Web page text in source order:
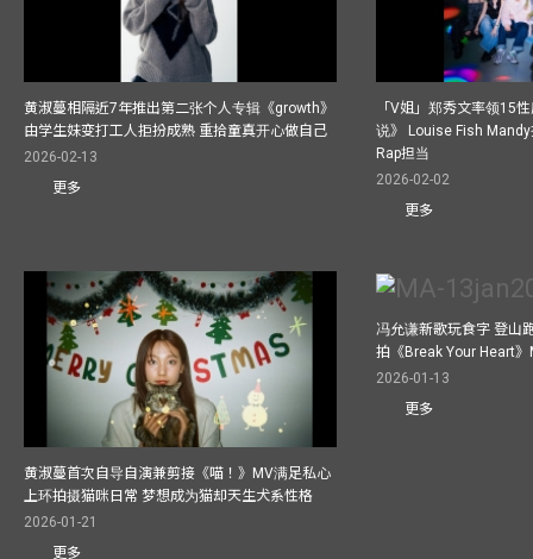
黄淑蔓相隔近7年推出第二张个人专辑《growth》
由学生妹变打工人拒扮成熟 重拾童真开心做自己
2026-02-13
更多
「V姐」郑秀文率领15
说》 Louise Fish
Rap担当
2026-02-02
更多
黄淑蔓首次自导自演兼剪接《喵！》MV满足私心
上环拍摄猫咪日常 梦想成为猫却天生犬系性格
2026-01-21
更多
冯允谦新歌玩食字 登山
拍《Break Your Heart
2026-01-13
更多